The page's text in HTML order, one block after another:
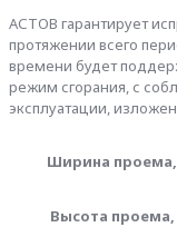
АСТОВ гарантирует
протяжении всего
времени будет
режим сгорания, с
эксплуатации,
Ширина
Высота